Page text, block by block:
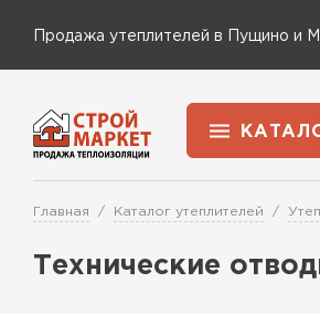
Продажа утеплителей в Пущино и
Главная Каталог утеплителей
Технические
Доставка и оплата
Перейти в каталог
Утеплитель
Утеплитель Rockwool